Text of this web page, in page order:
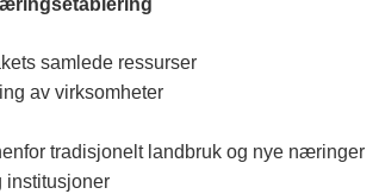
samlede ressurser
av virksomheter
tradisjonelt landbruk og nye næringer
institusjoner